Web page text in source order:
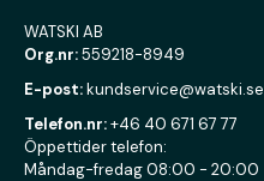
WATSKI AB
Org.nr:559218-8949
E-post:kundservice@watski.se
Telefon.nr:+46 40 671 67 77
Öppettider telefon:
Måndag-fredag 08:00 - 20:00